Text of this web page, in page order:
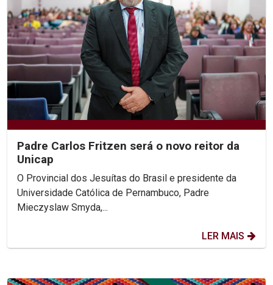
Padre Carlos Fritzen será o novo reitor da
Unicap
O Provincial dos Jesuítas do Brasil e presidente da
Universidade Católica de Pernambuco, Padre
Mieczyslaw Smyda,...
LER MAIS